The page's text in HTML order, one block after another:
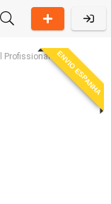
Profissional ENVIO ESPANHA